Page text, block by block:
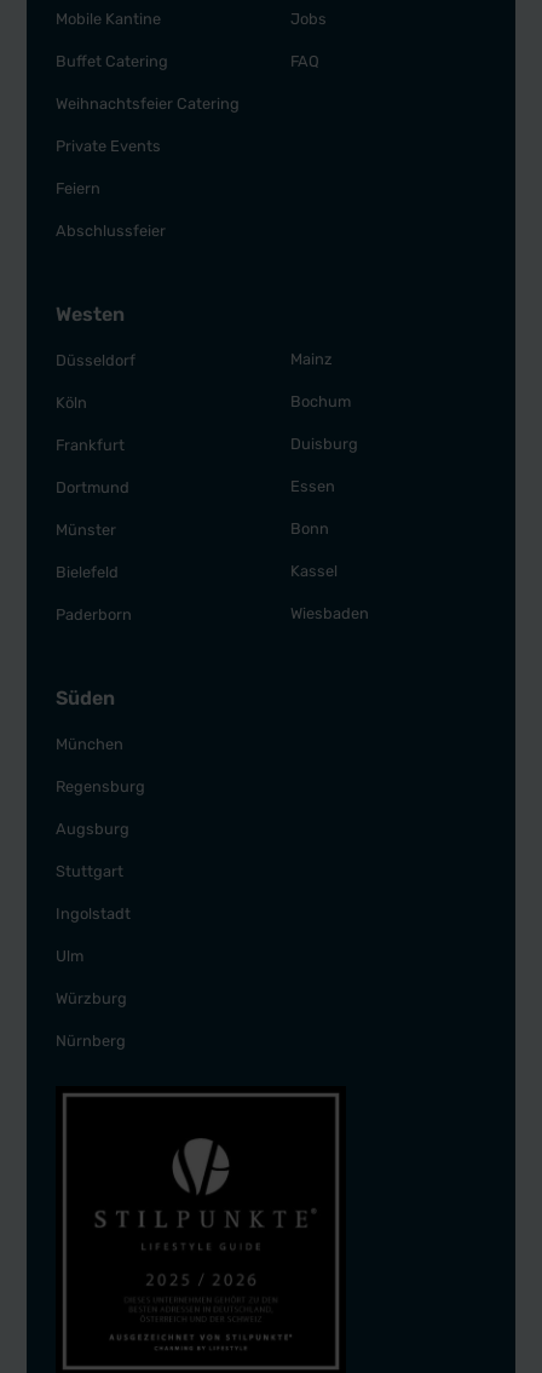
Westen
Düsseldorf
Köln
Frankfurt
Dortmund
Münster
Bielefeld
Paderborn
Mainz
Bochum
Duisburg
Essen
Bonn
Kassel
Wiesbaden
Süden
München
Regensburg
Augsburg
Stuttgart
Ingolstadt
Ulm
Würzburg
Nürnberg
Mobile Kantine
Buffet Catering
Weihnachtsfeier Catering
Private Events
Feiern
Abschlussfeier
Jobs
FAQ